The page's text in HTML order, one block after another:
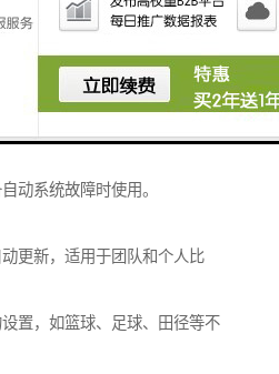
包括赛事名称、时间、地点、
标准。
动系统故障时使用。
更新，适用于团队和个人比
置，如篮球、足球、田径等不